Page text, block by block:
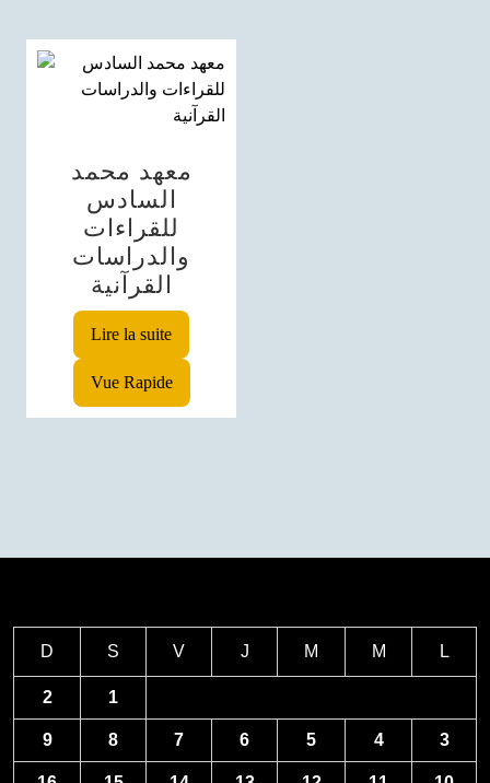
معهد محمد
السادس
للقراءات
والدراسات
القرآنية
Lire la suite
Vue Rapide
L
M
M
J
V
S
D
1
2
3
4
5
6
7
8
9